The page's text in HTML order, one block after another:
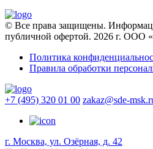
© Все права защищены.
публичной офертой. 2026 г. ООО
Политика
Правила обработки
+7 (495) 320 01 00 zakaz@sde-
г. Москва, ул. Озёрная, д. 42